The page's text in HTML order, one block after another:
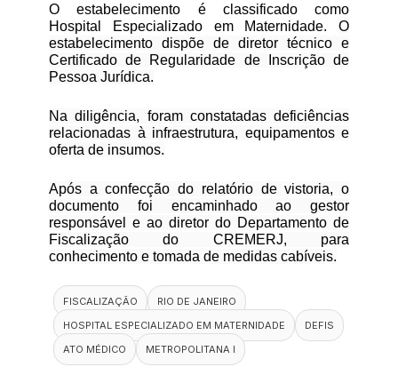
O estabelecimento é classificado como
Hospital Especializado em Maternidade. O
estabelecimento dispõe de diretor técnico e
Certificado de Regularidade de Inscrição de
Pessoa Jurídica.
Na diligência, foram constatadas deficiências
relacionadas à infraestrutura, equipamentos e
oferta de insumos.
Após a confecção do relatório de vistoria, o
documento foi encaminhado ao gestor
responsável e ao diretor do Departamento de
Fiscalização do CREMERJ, para
conhecimento e tomada de medidas cabíveis.
FISCALIZAÇÃO
RIO DE JANEIRO
HOSPITAL ESPECIALIZADO EM MATERNIDADE
DEFIS
ATO MÉDICO
METROPOLITANA I